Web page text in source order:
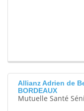
Allianz Adrien de
BORDEAUX
Mutuelle Santé